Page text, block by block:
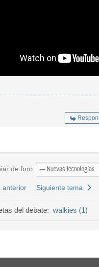
de foro
anterior Siguiente tema
del debate: walkies (1)